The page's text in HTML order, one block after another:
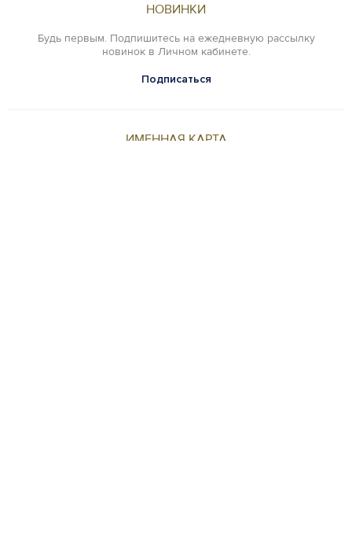
НОВИНКИ
Будь первым. Подпишитесь на ежедневную рассылку
новинок в Личном кабинете.
Подписаться
ИМЕННАЯ КАРТА